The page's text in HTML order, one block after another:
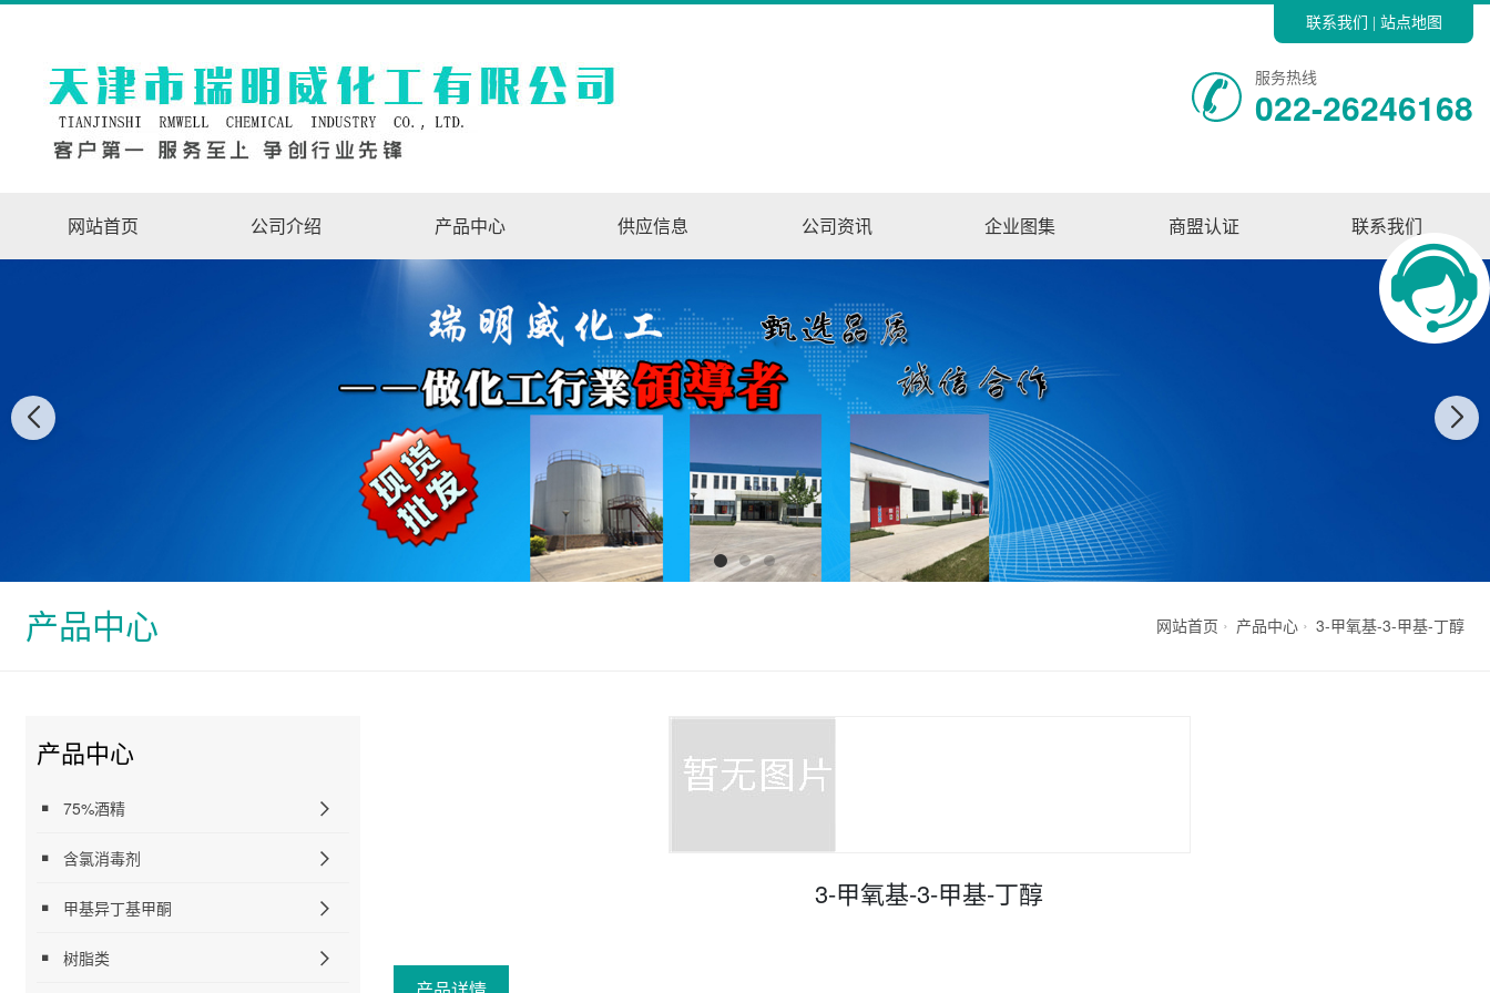
联系我们 站点地图
服务热线
022-26246168
网站首页 公司介绍 产品中心 供应信息 公司资讯 企业图集 商盟认证 联系我们
产品中心 网站首页 产品中心 3-甲氧基-3-甲基-丁醇
产品中心
75%酒精
含氯消毒剂
甲基异丁基甲酮
树脂类
3-甲氧基-3-甲基-丁醇